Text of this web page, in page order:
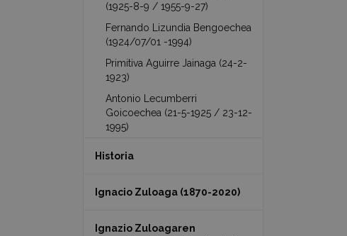
(1925-8-9 / 1955-9-27)
Fernando Lizundia Bengoechea
(1924/07/01 -1994)
Primitiva Aguirre Jainaga (24-2-
1923)
Antonio Lecumberri
Goicoechea (21-5-1925 / 23-12-
1995)
Historia
Ignacio Zuloaga (1870-2020)
Ignazio Zuloagaren